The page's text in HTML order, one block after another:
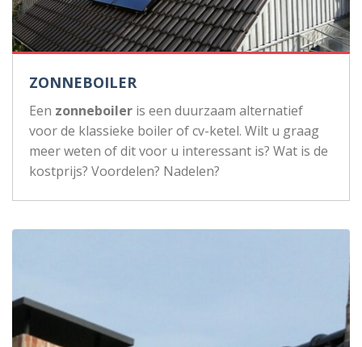
ZONNEBOILER
Een zonneboiler is een duurzaam alternatief
voor de klassieke boiler of cv-ketel. Wilt u graag
meer weten of dit voor u interessant is? Wat is de
kostprijs? Voordelen? Nadelen?